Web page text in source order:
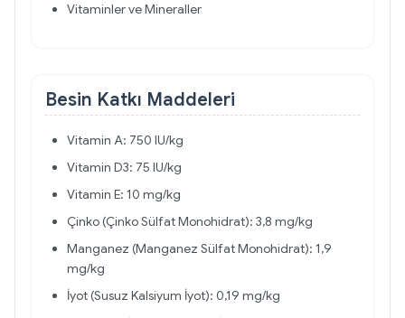
Vitaminler ve Mineraller
Besin Katkı Maddeleri
Vitamin A: 750 IU/kg
Vitamin D3: 75 IU/kg
Vitamin E: 10 mg/kg
Çinko (Çinko Sülfat Monohidrat): 3,8 mg/kg
Manganez (Manganez Sülfat Monohidrat): 1,9
mg/kg
İyot (Susuz Kalsiyum İyot): 0,19 mg/kg